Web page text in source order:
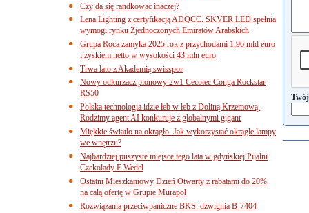
Czy da się randkować inaczej?
Lena Lighting z certyfikacją ADQCC. SKVER LED spełnia
wymogi rynku Zjednoczonych Emiratów Arabskich
Grupa Roca zamyka 2025 rok z przychodami 1,96 mld euro
i zyskiem netto w wysokości 43 mln euro
Trwa lato z Akademią swisspor
Nowy odkurzacz pionowy 2w1 Cecotec Conga Rockstar
RS50
Polska technologia idzie łeb w łeb z Doliną Krzemową.
Rodzimy agent AI konkuruje z globalnymi gigant
Miękkie światło na okrągło. Jak wykorzystać okrągłe lampy
we wnętrzu?
Najbardziej puszyste miejsce tego lata w gdyńskiej Pijalni
Czekolady E.Wedel
Ostatni Mieszkaniowy Dzień Otwarty z rabatami do 20%
na całą ofertę w Grupie Murapol
Rozwiązania przeciwpaniczne BKS: dźwignia B-7404